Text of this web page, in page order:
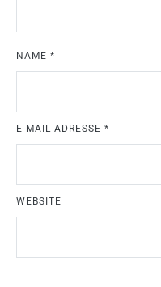
NAME *
E-MAIL-ADRESSE *
WEBSITE